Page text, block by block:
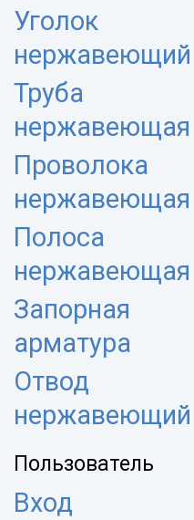
Уголок
нержавеющий
Труба
нержавеющая
Проволока
нержавеющая
Полоса
нержавеющая
Запорная
арматура
Отвод
нержавеющий
Пользователь
Вход